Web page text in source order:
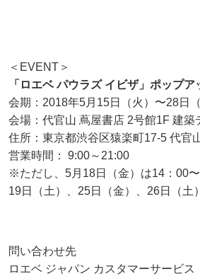
＜EVENT＞
「ロエベ パウラズ イビザ」ポップア
会期：2018年5月15日（火）〜28日（
会場：代官山 蔦屋書店 2号館1F 建築
住所：東京都渋谷区猿楽町17-5 代官
営業時間： 9:00～21:00
※ただし、5月18日（金）は14：00〜
19日（土）、25日（金）、26日（土
問い合わせ先
ロエベ ジャパン カスタマーサービス